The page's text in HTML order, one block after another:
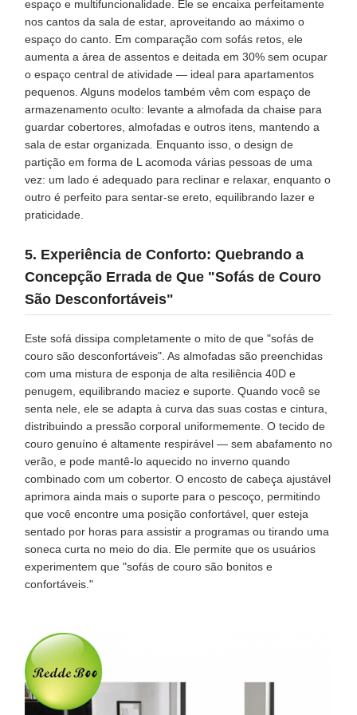
espaço e multifuncionalidade. Ele se encaixa perfeitamente
nos cantos da sala de estar, aproveitando ao máximo o
espaço do canto. Em comparação com sofás retos, ele
aumenta a área de assentos e deitada em 30% sem ocupar
o espaço central de atividade — ideal para apartamentos
pequenos. Alguns modelos também vêm com espaço de
armazenamento oculto: levante a almofada da chaise para
guardar cobertores, almofadas e outros itens, mantendo a
sala de estar organizada. Enquanto isso, o design de
partição em forma de L acomoda várias pessoas de uma
vez: um lado é adequado para reclinar e relaxar, enquanto o
outro é perfeito para sentar-se ereto, equilibrando lazer e
praticidade.
5. Experiência de Conforto: Quebrando a
Concepção Errada de Que "Sofás de Couro
São Desconfortáveis"
Este sofá dissipa completamente o mito de que "sofás de
couro são desconfortáveis". As almofadas são preenchidas
com uma mistura de esponja de alta resiliência 40D e
penugem, equilibrando maciez e suporte. Quando você se
senta nele, ele se adapta à curva das suas costas e cintura,
distribuindo a pressão corporal uniformemente. O tecido de
couro genuíno é altamente respirável — sem abafamento no
verão, e pode mantê-lo aquecido no inverno quando
combinado com um cobertor. O encosto de cabeça ajustável
aprimora ainda mais o suporte para o pescoço, permitindo
que você encontre uma posição confortável, quer esteja
sentado por horas para assistir a programas ou tirando uma
soneca curta no meio do dia. Ele permite que os usuários
experimentem que "sofás de couro são bonitos e
confortáveis."